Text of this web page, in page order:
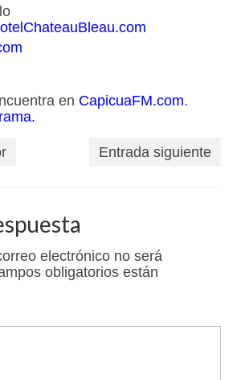
en CapicuaFM.com.
Entrada siguiente
electrónico no será
obligatorios están